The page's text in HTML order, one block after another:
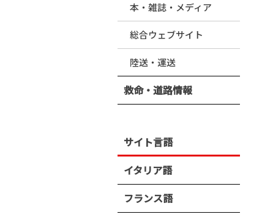
本・雑誌・メディア
総合ウェブサイト
陸送・運送
救命・道路情報
サイト言語
イタリア語
フランス語